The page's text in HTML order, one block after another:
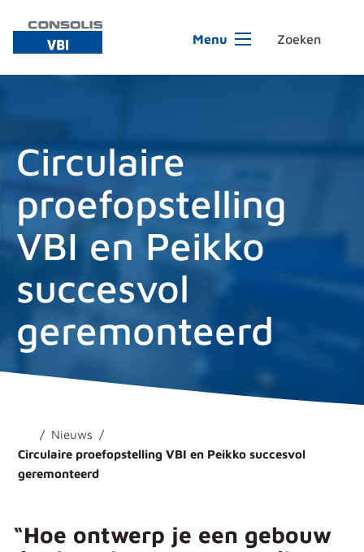
Menu
Circulaire
proefopstelling
VBI en Peikko
succesvol
geremonteerd
Nieuws
Circulaire proefopstelling VBI en Peikko succesvol
geremonteerd
“Hoe ontwerp je een gebouw